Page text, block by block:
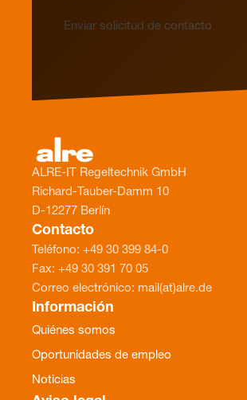
Enviar solicitud de contacto
ALRE-IT Regeltechnik GmbH
Richard-Tauber-Damm 10
D-12277 Berlín
Contacto
Teléfono: +49 30 399 84-0
Fax: +49 30 391 70 05
Correo electrónico: mail(at)alre.de
Información
Quiénes somos
Oportunidades de empleo
Noticias